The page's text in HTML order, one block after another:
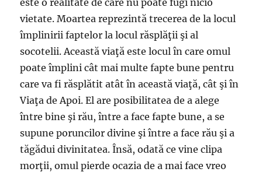
este o realitate de care nu poate fugi nicio
vietate. Moartea reprezintă trecerea de la locul
împlinirii faptelor la locul răsplăţii şi al
socotelii. Această viaţă este locul în care omul
poate împlini cât mai multe fapte bune pentru
care va fi răsplătit atât în această viaţă, cât şi în
Viaţa de Apoi. El are posibilitatea de a alege
între bine şi rău, între a face fapte bune, a se
supune poruncilor divine şi între a face rău şi a
tăgădui divinitatea. Însă, odată ce vine clipa
morţii, omul pierde ocazia de a mai face vreo